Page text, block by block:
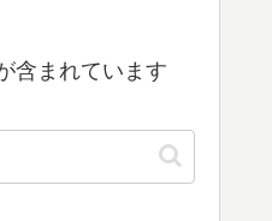
含まれています